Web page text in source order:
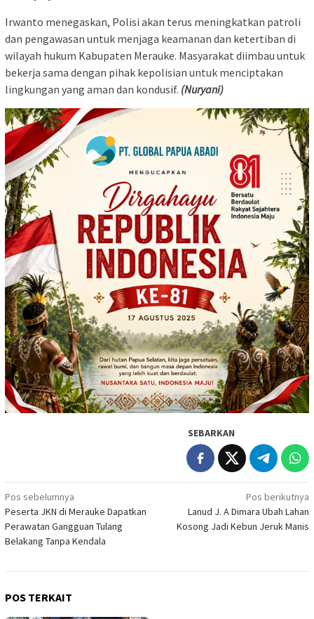
Irwanto menegaskan, Polisi akan terus meningkatkan patroli
dan pengawasan untuk menjaga keamanan dan ketertiban di
wilayah hukum Kabupaten Merauke. Masyarakat diimbau untuk
bekerja sama dengan pihak kepolisian untuk menciptakan
lingkungan yang aman dan kondusif. (Nuryani)
SEBARKAN
Navigasi
pos
Pos sebelumnya
Peserta JKN di Merauke Dapatkan
Perawatan Gangguan Tulang
Belakang Tanpa Kendala
Pos berikutnya
Lanud J. A Dimara Ubah Lahan
Kosong Jadi Kebun Jeruk Manis
POS TERKAIT